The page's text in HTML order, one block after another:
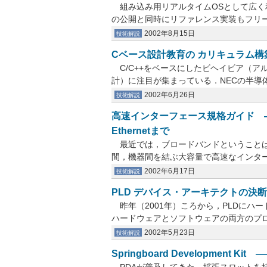
組み込み用リアルタイムOSとして広
の公開と同時にリファレンス実装もフリ
技術解説 2002年8月15日
Cベース設計教育の カリキュラム
C/C++をベースにしたビヘイビア（ア
計）に注目が集まっている．NECの半導
技術解説 2002年6月26日
高速インターフェース規格ガイ
Ethernetまで
最近では，ブロードバンドということ
間，機器間を結ぶ大容量で高速なインタ
技術解説 2002年6月17日
PLD デバイス・アーキテクトの
昨年（2001年）ころから，PLDにハー
ハードウェアとソフトウェアの両方のプ
技術解説 2002年5月23日
Springboard Development Kit